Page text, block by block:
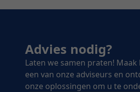
Advies nodig?
Laten we samen praten!
een van onze adviseurs en
onze oplossingen om u te